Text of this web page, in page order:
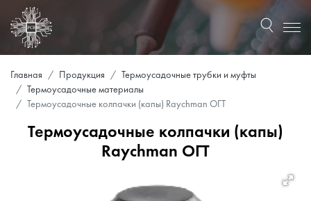
Главная Продукция
Термоусадочные трубки и муфты
Термоусадочные материалы
Термоусадочные колпачки (капы) Raychman ОГТ
Термоусадочные колпачки (капы)
Raychman ОГТ